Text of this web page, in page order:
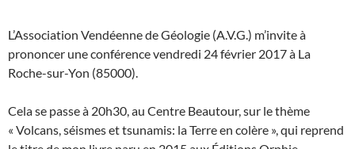
L’Association Vendéenne de Géologie (A.V.G.) m’invite à
prononcer une conférence vendredi 24 février 2017 à La
Roche-sur-Yon (85000).
Cela se passe à 20h30, au Centre Beautour, sur le thème
« Volcans, séismes et tsunamis: la Terre en colère », qui reprend